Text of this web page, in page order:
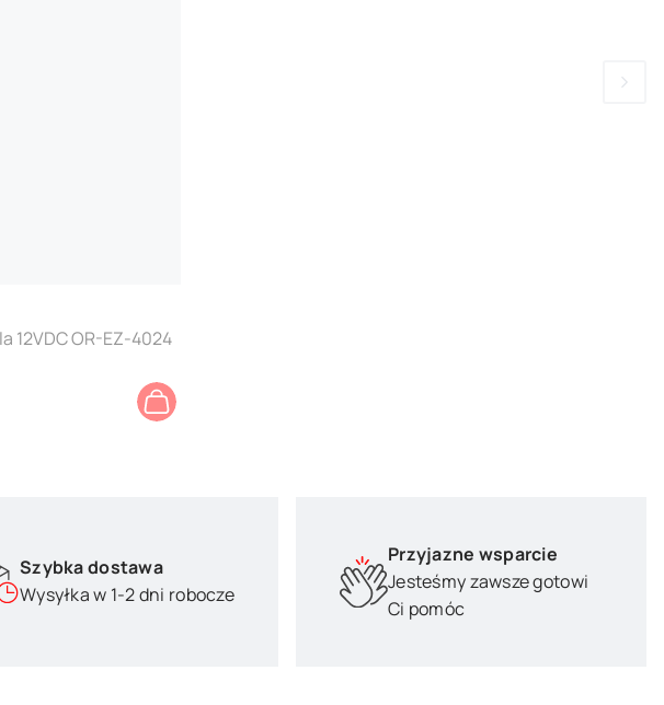
12VDC OR-EZ-4024
Szybka dostawa
Wysyłka w 1-2 dni robocze
Przyjazne wsparcie
Jesteśmy zawsze gotowi
Ci pomóc